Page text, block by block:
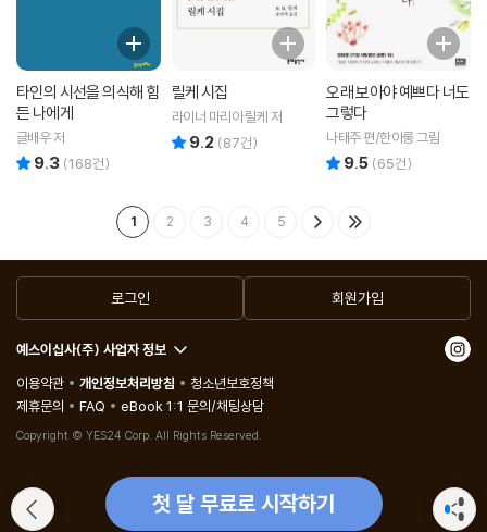
타인의 시선을 의식해 힘
든 나에게
글배우 저
9.3 (168건)
릴케 시집
라이너 마리아 릴케 저
9.2 (87건)
오래 보아야 예쁘다 너도
그렇다
나태주 편/한아롱 그림
9.5 (65건)
1 2 3 4 5
첫 달 무료로 시작하기
로그인 회원가입
예스이십사(주) 사업자 정보
이용약관
개인정보처리방침
청소년보호정책
제휴문의
FAQ eBook 1:1 문의/채팅상담
Copyright © YES24 Corp. All Rights Reserved.